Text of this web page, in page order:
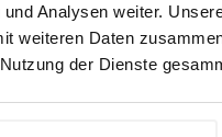
und Analysen weiter.
weiteren Daten
der Dienste